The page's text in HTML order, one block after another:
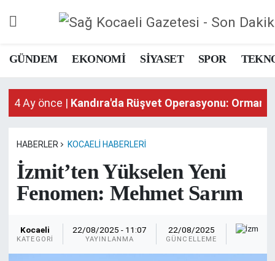
GÜNDEM EKONOMİ SİYASET SPOR
4 Ay önce | Kandıra'da Rüşvet Operasyonu: Orman
HABERLER KOCAELI HABERLERI
İzmit’ten Yükselen Yeni
Fenomen: Mehmet Sarım
Kocaeli
KATEGORI
22/08/2025 - 11:07
YAYINLANMA
22/08/2025
GÜNCELLEME